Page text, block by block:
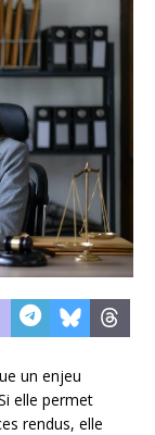
un enjeu
elle permet
rendus, elle